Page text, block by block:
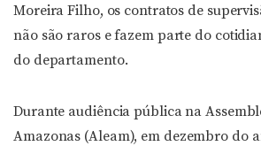
Moreira Filho, os contratos de
não são raros e fazem parte do
do departamento.
Durante audiência pública na
Amazonas (Aleam), em dezembro do